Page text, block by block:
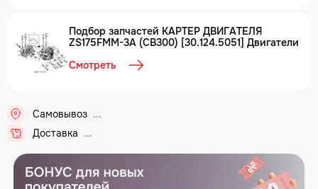
Самовывоз
Доставка
Подбор запчастей КАРТЕР ДВИГАТЕЛЯ
ZS175FMM-3A (CB300) [30.124.5051] Двигатели
Смотреть